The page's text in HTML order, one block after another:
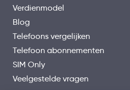
Verdienmodel
Blog
Telefoons vergelijken
Telefoon abonnementen
SIM Only
Veelgestelde vragen